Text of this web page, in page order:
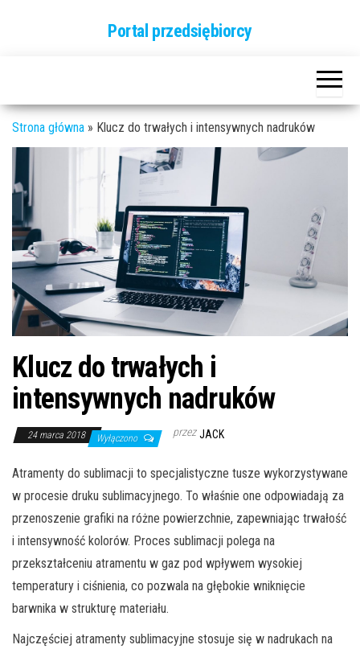
Portal przedsiębiorcy
Strona główna » Klucz do trwałych i intensywnych nadruków
Klucz do trwałych i
intensywnych nadruków
24 marca 2018 Wyłączono przez JACK
Atramenty do sublimacji to specjalistyczne tusze wykorzystywane
w procesie druku sublimacyjnego. To właśnie one odpowiadają za
przenoszenie grafiki na różne powierzchnie, zapewniając trwałość
i intensywność kolorów. Proces sublimacji polega na
przekształceniu atramentu w gaz pod wpływem wysokiej
temperatury i ciśnienia, co pozwala na głębokie wniknięcie
barwnika w strukturę materiału.
Najczęściej atramenty sublimacyjne stosuje się w nadrukach na